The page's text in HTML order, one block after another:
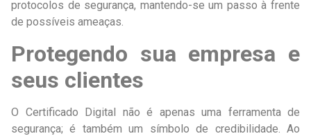
protocolos de segurança, mantendo-se um passo à frente
de possíveis ameaças.
Protegendo sua empresa e
seus clientes
O Certificado Digital não é apenas uma ferramenta de
segurança; é também um símbolo de credibilidade. Ao